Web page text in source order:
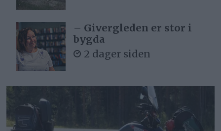
– Givergleden er stor i
bygda
2 dager siden